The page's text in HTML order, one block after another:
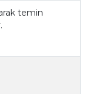
temin